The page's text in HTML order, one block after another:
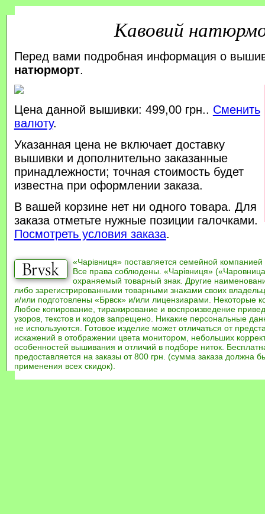
Кавовий
Перед вами подробная информация о
натюрморт.
Цена данной вышивки: 499,00 грн.. Сменить
валюту.
Указанная цена не включает доставку
вышивки и дополнительно заказанные
принадлежности; точная стоимость будет
известна при оформлении заказа.
В вашей корзине нет ни одного товара. Для
заказа отметьте нужные позиции галочками.
Посмотреть условия заказа.
«Чарівниця» поставляется семейной компанией
Все права соблюдены. «Чарівниця»
охраняемый товарный знак. Другие
либо зарегистрированными товарными знаками своих
и/или подготовлены «Брвск» и/или лицензиарами. Некоторые
Любое копирование, тиражирование и воспроизведение
узоров, текстов и кодов запрещено. Никакие персональные
не используются. Готовое изделие может отличаться от
искажений в отображении цвета монитором, небольших
особенностей вышивания и отличий в подборе ниток.
предоставляется на заказы от 800 грн. (сумма заказа должна
применения всех скидок).